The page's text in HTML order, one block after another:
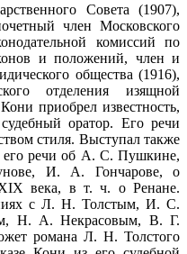
Совета (1907),
член Московского
комиссий по
и положений, член и
общества (1916),
отделения изящной
приобрел известность,
оратор. Его речи
стиля. Выступал также
его речи об А. С. Пушкине,
И. А. Гончарове, о
XIX века, в т. ч. о Ренане.
с Л. Н. Толстым, И. С.
Н. А. Некрасовым, В. Г.
романа Л. Н. Толстого